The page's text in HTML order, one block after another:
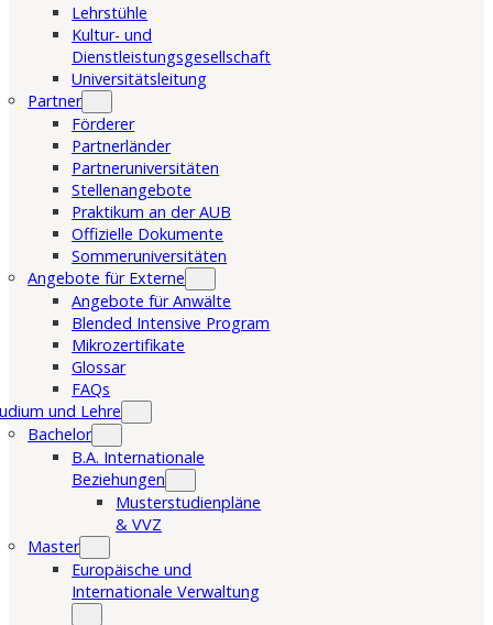
Lehrstühle
Kultur- und
Dienstleistungsgesellschaft
Universitätsleitung
Partner
Förderer
Partnerländer
Partneruniversitäten
Stellenangebote
Praktikum an der AUB
Offizielle Dokumente
Sommeruniversitäten
Angebote für Externe
Angebote für Anwälte
Blended Intensive Program
Mikrozertifikate
Glossar
FAQs
und Lehre
Bachelor
B.A. Internationale
Beziehungen
Musterstudienpläne
& VVZ
Master
Europäische und
Internationale Verwaltung